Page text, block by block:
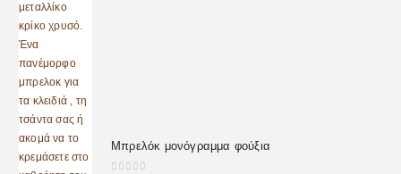
Μπρελόκ μονόγραμμα φούξια